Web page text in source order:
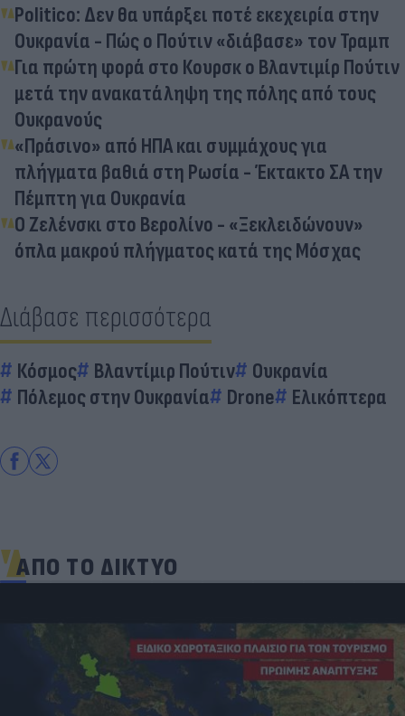
Politico: Δεν θα υπάρξει ποτέ εκεχειρία στην
Ουκρανία - Πώς ο Πούτιν «διάβασε» τον Τραμπ
Για πρώτη φορά στο Κουρσκ ο Βλαντιμίρ Πούτιν
μετά την ανακατάληψη της πόλης από τους
Ουκρανούς
«Πράσινο» από ΗΠΑ και συμμάχους για
πλήγματα βαθιά στη Ρωσία - Έκτακτο ΣΑ την
Πέμπτη για Ουκρανία
Ο Ζελένσκι στο Βερολίνο - «Ξεκλειδώνουν»
όπλα μακρού πλήγματος κατά της Μόσχας
Διάβασε περισσότερα
Κόσμος Βλαντίμιρ Πούτιν
Ουκρανία
Πόλεμος στην Ουκρανία
Drone Ελικόπτερα
ΑΠΟ ΤΟ ΔΙΚΤΥΟ